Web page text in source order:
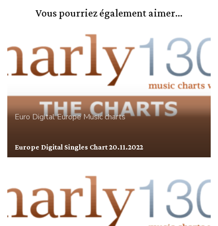
Vous pourriez également aimer...
Euro DigitalEuropeMusic charts
Europe Digital Singles Chart 20.11.2022